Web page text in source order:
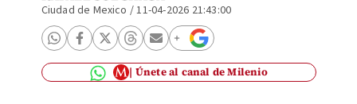
Ciudad de Mexico /11-04-2026 21:43:00
Únete al canal de Milenio